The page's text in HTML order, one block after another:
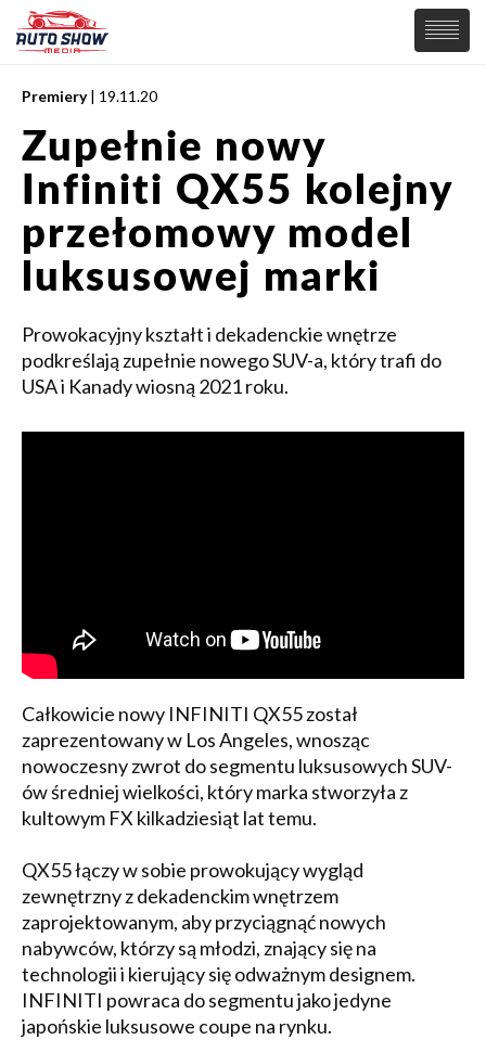
PREMIERY
SAMOCHODY
Wiadomości
Samochody Koncepcyjne
Tuning
Elektryczne
MOTORSPORT
Premiery | 19.11.20
Zupełnie nowy
Infiniti QX55 kolejny
przełomowy model
luksusowej marki
Prowokacyjny kształt i dekadenckie wnętrze
podkreślają zupełnie nowego SUV-a, który trafi do
USA i Kanady wiosną 2021 roku.
Całkowicie nowy INFINITI QX55 został
zaprezentowany w Los Angeles, wnosząc
nowoczesny zwrot do segmentu luksusowych SUV-
ów średniej wielkości, który marka stworzyła z
kultowym FX kilkadziesiąt lat temu.
QX55 łączy w sobie prowokujący wygląd
zewnętrzny z dekadenckim wnętrzem
zaprojektowanym, aby przyciągnąć nowych
nabywców, którzy są młodzi, znający się na
technologii i kierujący się odważnym designem.
INFINITI powraca do segmentu jako jedyne
japońskie luksusowe coupe na rynku.